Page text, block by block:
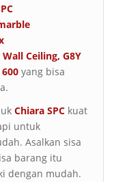
Ceiling, G8Y
yang bisa
Chiara SPC kuat
untuk
Asalkan sisa
barang itu
dengan mudah.